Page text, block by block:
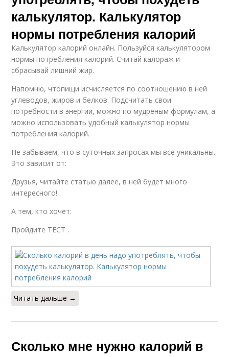
калькулятор. Калькулятор
нормы потребления калорий
Калькулятор калорий онлайн. Пользуйся калькулятором
нормы потребления калорий. Считай калораж и
сбрасывай лишний жир.
Напомню, чтопищи исчисляется по соотношению в ней
углеводов, жиров и белков. Подсчитать свои
потребности в энергии, можно по мудрёным формулам, а
можно использовать удобный калькулятор нормы
потребления калорий.
Не забываем, что в суточных запросах мы все уникальны.
Это зависит от:
Друзья, читайте статью далее, в ней будет много
интересного!
А тем, кто хочет:
Пройдите ТЕСТ .
Читать дальше →
Сколько мне нужно калорий в